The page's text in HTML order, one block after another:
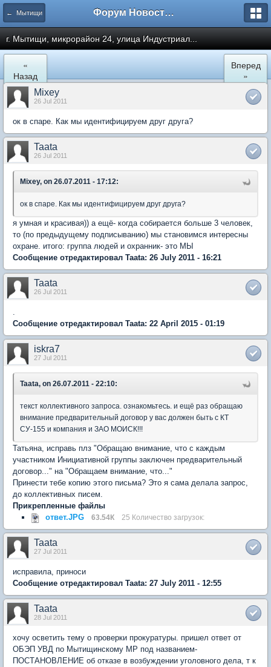
← Мытищи Форум Новостройки
г. Мытищи, микрорайон 24, улица Индустриал...
«
Назад
Вперед
»
Mixey
26 Jul 2011
ок в спаре. Как мы идентифицируем друг друга?
Taata
26 Jul 2011
Mixey, on 26.07.2011 - 17:12:
ок в спаре. Как мы идентифицируем друг друга?
я умная и красивая)) а ещё- когда собирается больше 3 человек,
то (по предыдущему подписыванию) мы становимся интересны
охране. итого: группа людей и охранник- это МЫ
Сообщение отредактировал Taata: 26 July 2011 - 16:21
Taata
26 Jul 2011
.
Сообщение отредактировал Taata: 22 April 2015 - 01:19
iskra7
27 Jul 2011
Taata, on 26.07.2011 - 22:10:
текст коллективного запроса. ознакомьтесь. и ещё раз обращаю
внимание предварительный договор у вас должен быть с КТ
СУ-155 и компания и ЗАО МОИСК!!!
Татьяна, исправь плз "Обращаю внимание, что с каждым
участником Инициативной группы заключен предварительный
договор..." на "Обращаем внимание, что..."
Принести тебе копию этого письма? Это я сама делала запрос,
до коллективных писем.
Прикрепленные файлы
ответ.JPG
63.54К 25 Количество загрузок:
Taata
27 Jul 2011
исправила, приноси
Сообщение отредактировал Taata: 27 July 2011 - 12:55
Taata
28 Jul 2011
хочу осветить тему о проверки прокуратуры. пришел ответ от
ОБЭП УВД по Мытищинскому МР под названием-
ПОСТАНОВЛЕНИЕ об отказе в возбуждении уголовного дела, т к